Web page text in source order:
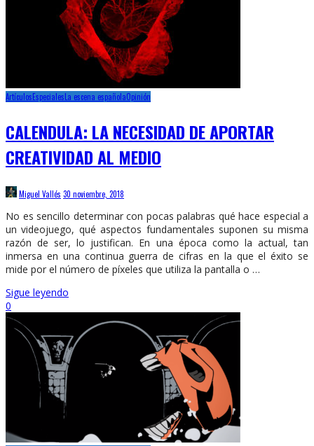
ArtículosEspecialesLa escena españolaOpinión
CALENDULA: LA NECESIDAD DE APORTAR
CREATIVIDAD AL MEDIO
Miguel Vallés 30 noviembre, 2018
No es sencillo determinar con pocas palabras qué hace especial a
un videojuego, qué aspectos fundamentales suponen su misma
razón de ser, lo justifican. En una época como la actual, tan
inmersa en una continua guerra de cifras en la que el éxito se
mide por el número de píxeles que utiliza la pantalla o …
Sigue leyendo
0